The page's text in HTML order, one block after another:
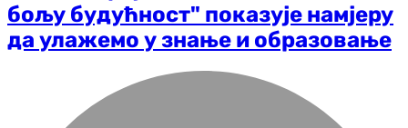
бољу будућност" показује намјеру
да улажемо у знање и образовање